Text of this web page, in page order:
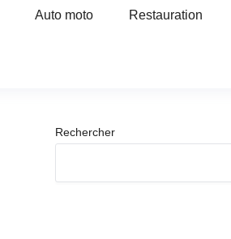
Auto moto Restauration
Rechercher